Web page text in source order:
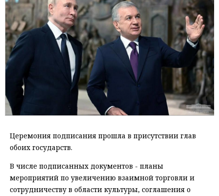
Церемония подписания прошла в присутствии глав
обоих государств.
В числе подписанных документов - планы
мероприятий по увеличению взаимной торговли и
сотрудничеству в области культуры, соглашения о